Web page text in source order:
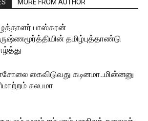
MORE FROM AUTHOR
பாஸ்கரன்
தமிழ்புத்தாண்டு
கைவிடுவது கடினமா..மின்னனு
சுலபமா